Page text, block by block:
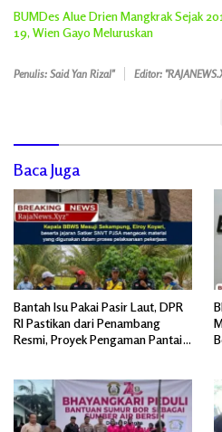
BUMDes Alue Drien Mangkrak Sejak
19, Wien Gayo Meluruskan
Penulis: Said Yan Rizal" Editor:
Baca Juga
Bantah Isu Pakai Pasir Laut, DPR
RI Pastikan dari Penambang
Resmi, Proyek Pengaman Pantai